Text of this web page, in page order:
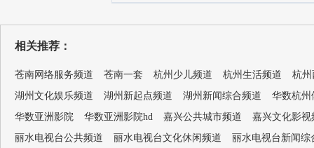
相关推荐：
苍南网络服务频道 苍南一套 杭州少儿频道 杭州生活频道
杭州
湖州文化娱乐频道
湖州新起点频道 湖州新闻综合频道
华数杭州
华数亚洲影院
华数亚洲影院hd 嘉兴公共城市频道
嘉兴文化影视
丽水电视台公共频道
丽水电视台文化休闲频道
丽水电视台新闻综